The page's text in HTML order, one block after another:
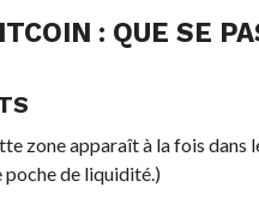
: QUE SE
zone apparaît à la fois dans
poche de liquidité.)